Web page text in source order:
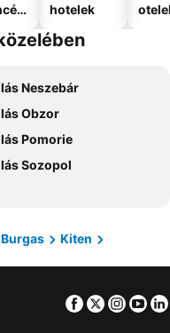
hotelek
Neszebár
Obzor
Pomorie
Sozopol
Burgas
Kiten
Facebook
Twitter